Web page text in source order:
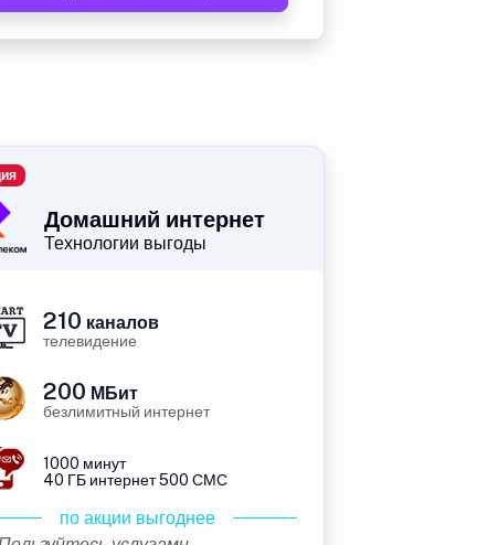
Домашний интернет
Технологии выгоды
210 каналов
телевидение
200 МБит
безлимитный интернет
1000 минут
40 ГБ интернет 500 СМС
по акции выгоднее